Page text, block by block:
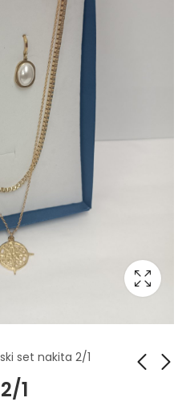
set nakita 2/1
1